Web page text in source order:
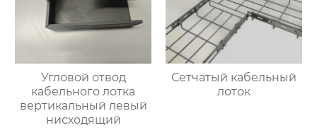
Угловой отвод
кабельного лотка
вертикальный левый
нисходящий
Сетчатый кабельный
лоток